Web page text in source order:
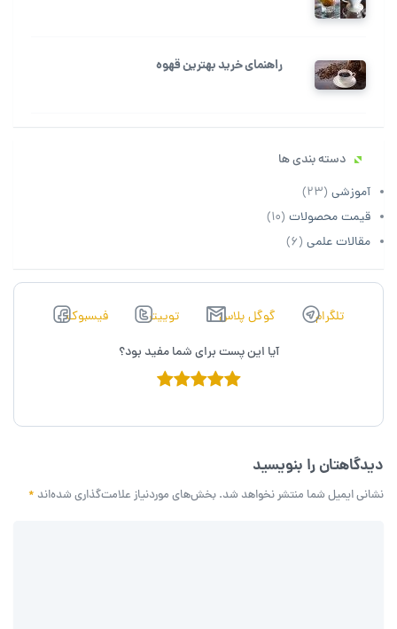
راهنمای خرید بهترین قهوه
دسته بندی ها
آموزشی (23)
قیمت محصولات (10)
مقالات علمی (6)
تلگرام گوگل پلاس توييتر
فیسبوک
آیا این پست برای شما مفید بود؟
دیدگاهتان را بنویسید
نشانی ایمیل شما منتشر نخواهد شد. بخش‌های موردنیاز علامت‌گذاری شده‌اند *